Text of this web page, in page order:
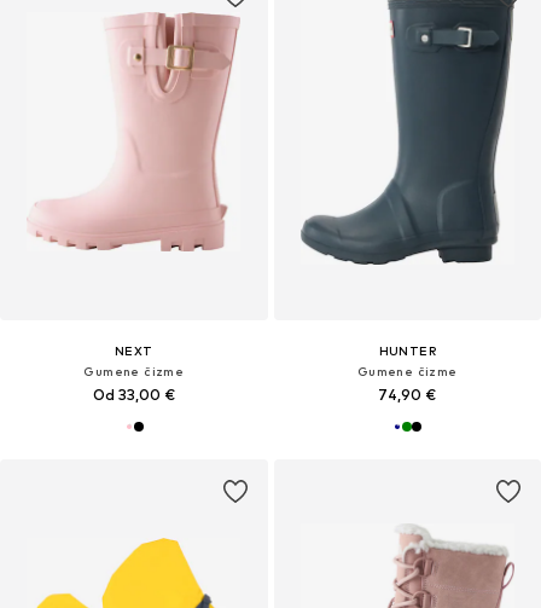
NEXT
Gumene čizme
Od 33,00 €
HUNTER
Gumene čizme
74,90 €